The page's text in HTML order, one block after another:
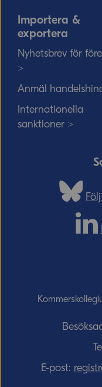
Importera &
exportera
Nyhetsbrev för
>
Anmäl
Internationella
sanktioner >
E-post: